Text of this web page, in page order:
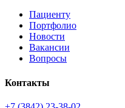
Пациенту
Портфолио
Новости
Вакансии
Вопросы
Контакты